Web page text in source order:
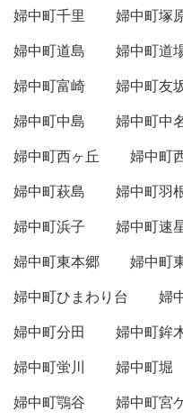
婦中町千里
婦中町塚
婦中町道島
婦中町道
婦中町富崎
婦中町友
婦中町中島
婦中町中
婦中町西ヶ丘
婦中町
婦中町萩島
婦中町羽
婦中町浜子
婦中町速
婦中町東本郷
婦中町
婦中町ひまわり台
婦
婦中町分田
婦中町鉾
婦中町蛍川
婦中町堀
婦中町鶚谷
婦中町宮